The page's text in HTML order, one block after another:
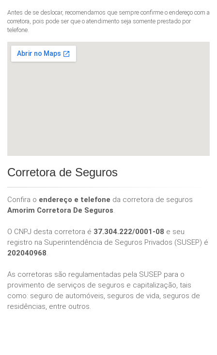
Antes de se deslocar, recomendamos que sempre confirme o endereço com a
corretora, pois pode ser que o atendimento seja somente prestado por
telefone.
Corretora de Seguros
Confira o endereço e telefone da corretora de seguros
Amorim Corretora De Seguros.
O CNPJ desta corretora é 37.304.222/0001-08 e seu
registro na Superintendência de Seguros Privados (SUSEP) é
202040968.
As corretoras são regulamentadas pela SUSEP para o
provimento de serviços de seguros e capitalização, tais
como: seguro de automóveis, seguros de vida, seguros de
residências, entre outros.